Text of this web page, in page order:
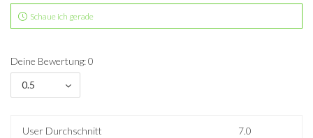
Schaue ich gerade
Deine Bewertung: 0
0.5
User Durchschnitt 7.0